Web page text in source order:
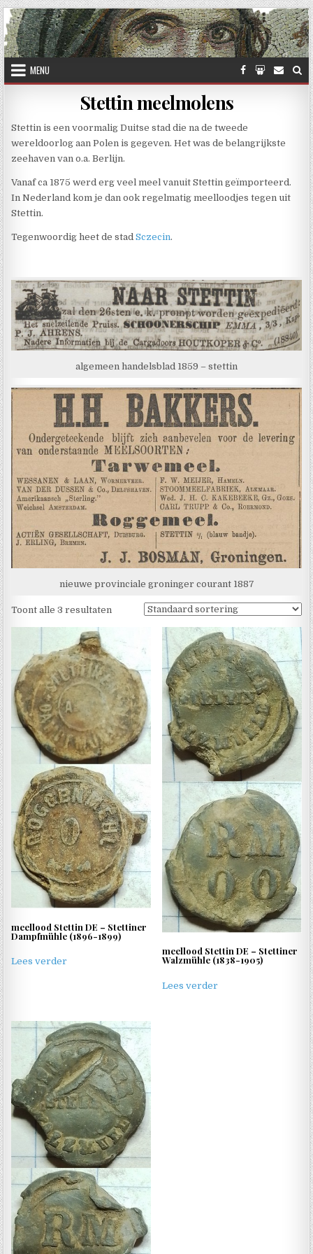
Skip to content
MENU
Stettin meelmolens
Stettin is een voormalig Duitse stad die na de tweede
wereldoorlog aan Polen is gegeven. Het was de belangrijkste
zeehaven van o.a. Berlijn.
Vanaf ca 1875 werd erg veel meel vanuit Stettin geïmporteerd.
In Nederland kom je dan ook regelmatig meelloodjes tegen uit
Stettin.
Tegenwoordig heet de stadSczecin.
algemeen handelsblad 1859 – stettin
nieuwe provinciale groninger courant 1887
Toont alle 3 resultaten
meellood Stettin DE – Stettiner
Dampfmühle (1896-1899)
Lees verder
meellood Stettin DE – Stettiner
Walzmühle (1838-1905)
Lees verder